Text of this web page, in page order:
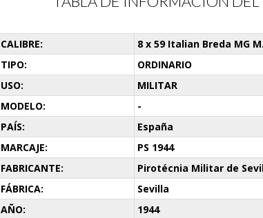
CALIBRE:
8 x 59 Italian Breda MG
TIPO:
ORDINARIO
USO:
MILITAR
MODELO:
-
PAÍS:
España
MARCAJE:
PS 1944
FABRICANTE:
Pirotécnia Militar de
FÁBRICA:
Sevilla
AÑO:
1944